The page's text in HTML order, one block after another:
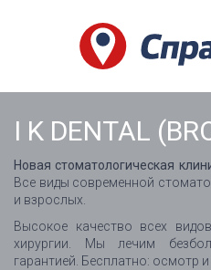
I K DENTAL
Новая стоматологическая
Все виды современной
и взрослых.
Высокое качество всех
хирургии. Мы лечим
гарантией. Бесплатно: осмотр